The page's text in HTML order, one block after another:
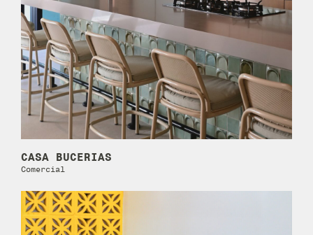
CASA BUCERIAS
Comercial